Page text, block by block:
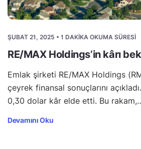
ŞUBAT 21, 2025 • 1 DAKIKA OKUMA SÜRESI
RE/MAX Holdings’in kârı
Emlak şirketi RE/MAX Holdings
çeyrek finansal sonuçlarını
0,30 dolar kâr elde etti. Bu
Devamını Oku